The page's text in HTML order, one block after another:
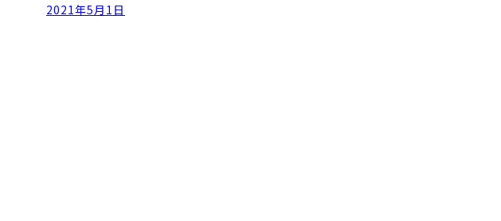
2021年5月1日